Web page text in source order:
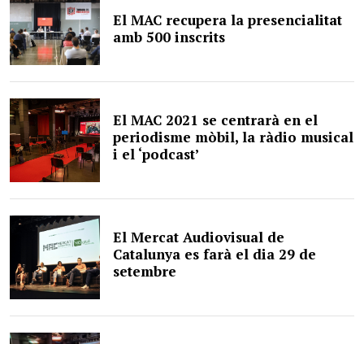
El MAC recupera la presencialitat
amb 500 inscrits
El MAC 2021 se centrarà en el
periodisme mòbil, la ràdio musical
i el ‘podcast’
El Mercat Audiovisual de
Catalunya es farà el dia 29 de
setembre